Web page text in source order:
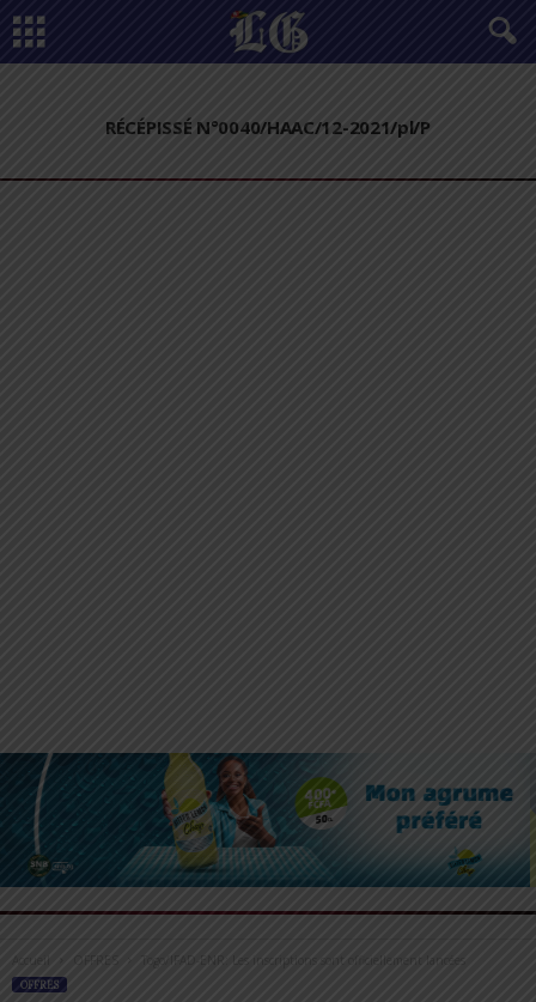
RÉCÉPISSÉ N°0040/HAAC/12-2021/pl/P
Accueil Togo/IFAD-ENR: Les inscriptions sont officiellement lancées
OFFRES